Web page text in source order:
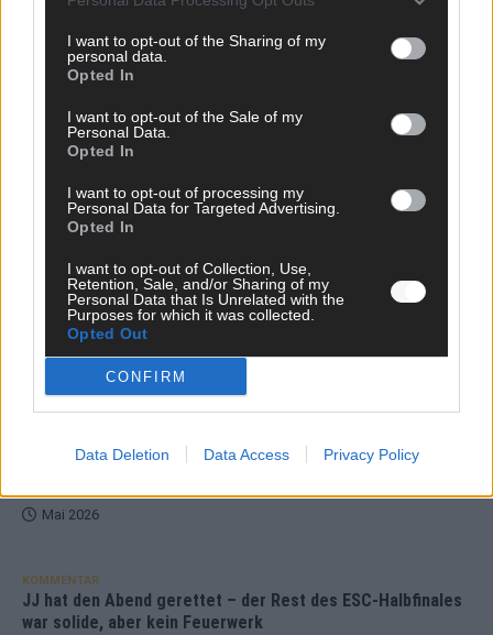
I want to opt-out of the Sharing of my
personal data.
Opted In
I want to opt-out of the Sale of my
Personal Data.
Opted In
I want to opt-out of processing my
Personal Data for Targeted Advertising.
Opted In
I want to opt-out of Collection, Use,
Retention, Sale, and/or Sharing of my
Personal Data that Is Unrelated with the
Purposes for which it was collected.
Opted Out
CONFIRM
Data Deletion Data Access Privacy Policy
DARA gewinnt verdient, Israel beunruhigend –
unser Kommentar zum ESC 2026
KOMMENTAR
ESC-Finale morgen: Finnland Favorit, Australien
Mai 2026
KOMMENTAR
JJ hat den Abend gerettet – der Rest des ESC-Halbfinales
war solide, aber kein Feuerwerk